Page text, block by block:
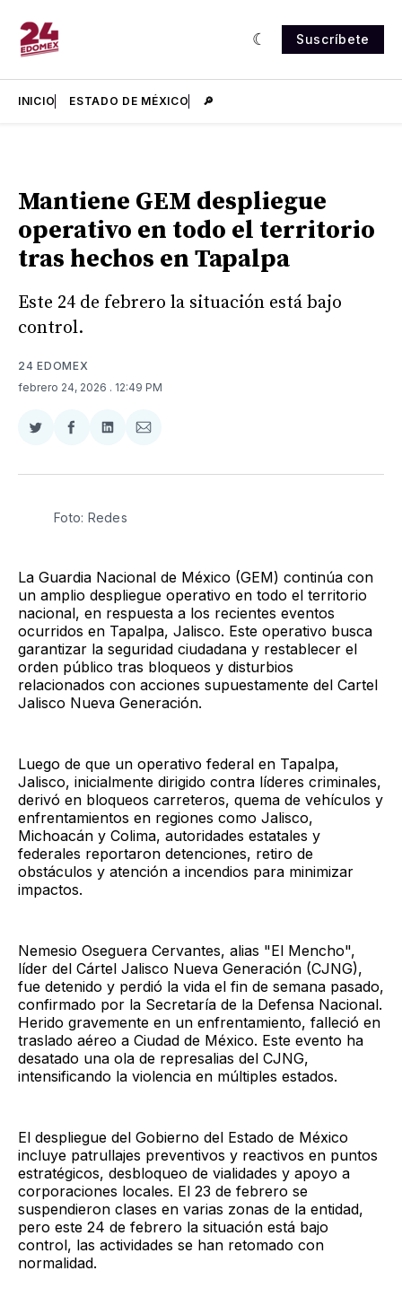
Suscríbete
INICIO ESTADO DE MÉXICO 🔎
Mantiene GEM despliegue
operativo en todo el territorio
tras hechos en Tapalpa
Este 24 de febrero la situación está bajo
control.
24 EDOMEX
febrero 24, 2026 . 12:49 PM
Compartir
Twitter
Compartir
Facebook
Compartir
LinkedIn
Compartir
Email
Foto: Redes
La Guardia Nacional de México (GEM) continúa con
un amplio despliegue operativo en todo el territorio
nacional, en respuesta a los recientes eventos
ocurridos en Tapalpa, Jalisco. Este operativo busca
garantizar la seguridad ciudadana y restablecer el
orden público tras bloqueos y disturbios
relacionados con acciones supuestamente del Cartel
Jalisco Nueva Generación.
Luego de que un operativo federal en Tapalpa,
Jalisco, inicialmente dirigido contra líderes criminales,
derivó en bloqueos carreteros, quema de vehículos y
enfrentamientos en regiones como Jalisco,
Michoacán y Colima, autoridades estatales y
federales reportaron detenciones, retiro de
obstáculos y atención a incendios para minimizar
impactos.
Nemesio Oseguera Cervantes, alias "El Mencho",
líder del Cártel Jalisco Nueva Generación (CJNG),
fue detenido y perdió la vida el fin de semana pasado,
confirmado por la Secretaría de la Defensa Nacional.
Herido gravemente en un enfrentamiento, falleció en
traslado aéreo a Ciudad de México. Este evento ha
desatado una ola de represalias del CJNG,
intensificando la violencia en múltiples estados.
El despliegue del Gobierno del Estado de México
incluye patrullajes preventivos y reactivos en puntos
estratégicos, desbloqueo de vialidades y apoyo a
corporaciones locales. El 23 de febrero se
suspendieron clases en varias zonas de la entidad,
pero este 24 de febrero la situación está bajo
control, las actividades se han retomado con
normalidad.